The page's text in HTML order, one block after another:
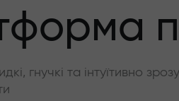
гнучкі та інтуїтивно